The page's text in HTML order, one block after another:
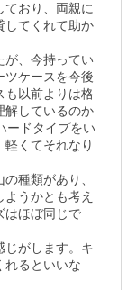
おり、両親に
してくれて助か
が、今持ってい
ケースを今後
も以前よりは格
解しているのか
ードタイプをい
くてそれなり
種類があり、
うかとも考え
はほぼ同じで
じがします。キ
れるといいな